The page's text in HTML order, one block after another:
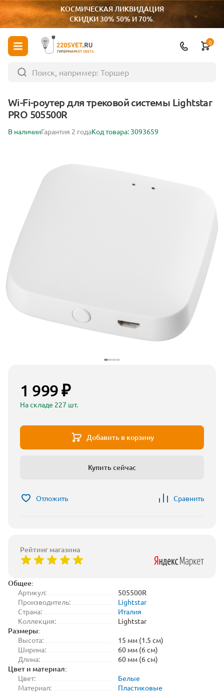
КОСМИЧЕСКАЯ ЛИКВИДАЦИЯ
СКИДКИ 30% 50% И 70%.
ГИПЕРМАРКЕТ СВЕТА
0
Wi-Fi-роутер для трековой системы Lightstar
PRO 505500R
В наличииГарантия 2 годаКод товара: 3093659
Общее:
Артикул:
505500R
Производитель:
Lightstar
Страна:
Италия
Коллекция:
Lightstar
Размеры:
Высота:
15 мм (1.5 см)
Ширина:
60 мм (6 см)
Длина:
60 мм (6 см)
Цвет и материал:
Цвет:
Белые
Материал:
Пластиковые
1 999 ₽
На складе 227 шт.
Добавить в корзину
Купить сейчас
Отложить Сравнить
Рейтинг магазина